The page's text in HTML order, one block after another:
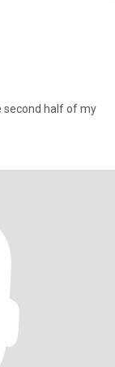
second half of my